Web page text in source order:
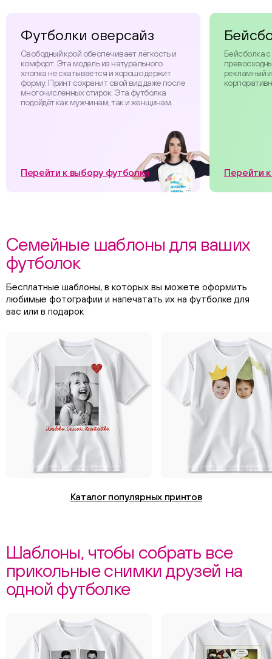
Футболки оверсайз
Свободный крой обеспечивает лёгкость и
комфорт. Эта модель из натурального
хлопка не скатывается и хорошо держит
форму. Принт сохранит свой вид даже после
многочисленных стирок. Эта футболка
подойдёт как мужчинам, так и женщинам.
Перейти к выбору футболки
Бейсболка
рекламный
Перейти
Семейные шаблоны для ваших
футболок
Бесплатные шаблоны, в которых вы можете оформить
любимые фотографии и напечатать их на футболке для
вас или в подарок
Каталог популярных принтов
Шаблоны, чтобы собрать все
прикольные снимки друзей на
одной футболке